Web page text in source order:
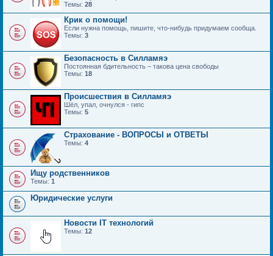
Темы: 28
Крик о помощи!
Если нужна помощь, пишите, что-нибудь придумаем сообща.
Темы: 3
Безопасность в Силламяэ
Постоянная бдительность – такова цена свободы
Темы: 18
Происшествия в Силламяэ
Шёл, упал, очнулся - гипс
Темы: 5
Страхование - ВОПРОСЫ и ОТВЕТЫ
Темы: 4
Ищу родственников
Темы: 1
Юридические услуги
Новости IT технологий
Темы: 12